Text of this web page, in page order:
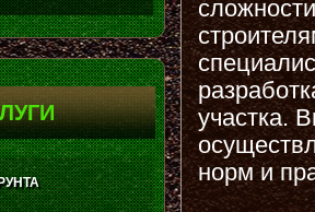
участка.
норм и